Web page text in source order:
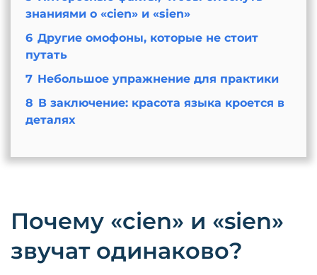
знаниями о «cien» и «sien»
6 Другие омофоны, которые не стоит
путать
7 Небольшое упражнение для практики
8 В заключение: красота языка кроется в
деталях
Почему «cien» и «sien»
звучат одинаково?